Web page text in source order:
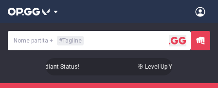
Nome partita + #Tagline
Your Aim to Radiant Status! 🎯 Level Up Your Aim to